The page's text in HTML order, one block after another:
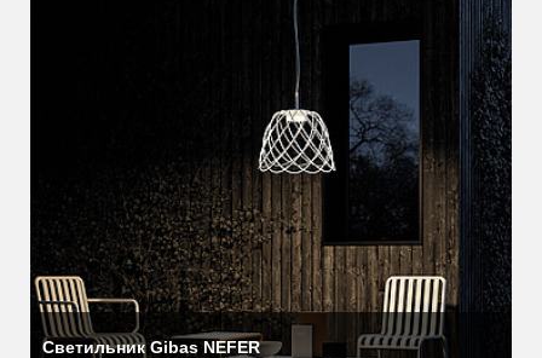
Светильник Gibas NEFER